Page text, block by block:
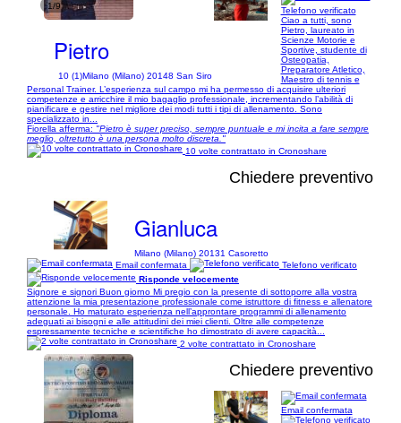
1/9
Pietro
10 (1)Milano (Milano) 20148 San Siro
Telefono verificato
Ciao a tutti, sono
Pietro, laureato in
Scienze Motorie e
Sportive, studente di
Osteopatia,
Preparatore Atletico,
Maestro di tennis e
Personal Trainer. L’esperienza sul campo mi ha permesso di acquisire ulteriori
competenze e arricchire il mio bagaglio professionale, incrementando l’abilità di
pianificare e gestire nel migliore dei modi tutti i tipi di allenamento. Sono
specializzato in...
Fiorella afferma: "Pietro è super preciso, sempre puntuale e mi incita a fare sempre
meglio, oltretutto è una persona molto discreta."
10 volte contrattato in Cronoshare
Chiedere preventivo
Gianluca
Milano (Milano) 20131 Casoretto
Email confermata
Telefono verificato
Risponde velocemente
Signore e signori Buon giorno Mi pregio con la presente di sottoporre alla vostra
attenzione la mia presentazione professionale come istruttore di fitness e allenatore
personale. Ho maturato esperienza nell’approntare programmi di allenamento
adeguati ai bisogni e alle attitudini dei miei clienti. Oltre alle competenze
espressamente tecniche e scientifiche ho dimostrato di avere capacità...
2 volte contrattato in Cronoshare
Chiedere preventivo
Email confermata